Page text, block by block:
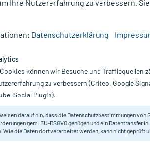
Nur für kurze Zeit:Gratis-Versand*
Bei
Ihre Nutzererfahrung zu verbessern.
Datenschutzerklärung
können wir Besuche und Trafficquellen
zu verbessern (Criteo, Google
Social Plugin).
darauf hin, dass die Datenschutzbestimmungen von
gem. EU-DSGVO genügen und ein Datentransfer
Wie die Daten dort verarbeitet werden, kann nicht geprüft